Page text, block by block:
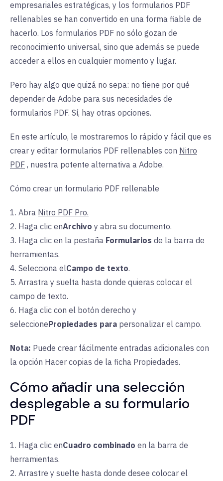
empresariales estratégicas, y los formularios PDF
rellenables se han convertido en una forma fiable de
hacerlo. Los formularios PDF no sólo gozan de
reconocimiento universal, sino que además se puede
acceder a ellos en cualquier momento y lugar.
Pero hay algo que quizá no sepa: no tiene por qué
depender de Adobe para sus necesidades de
formularios PDF. Sí, hay otras opciones.
En este artículo, le mostraremos lo rápido y fácil que es
crear y editar formularios PDF rellenables con Nitro
PDF , nuestra potente alternativa a Adobe.
Cómo crear un formulario PDF rellenable
1. Abra Nitro PDF Pro.
2. Haga clic enArchivo y abra su documento.
3. Haga clic en la pestaña Formularios de la barra de
herramientas.
4. Selecciona elCampo de texto.
5. Arrastra y suelta hasta donde quieras colocar el
campo de texto.
6. Haga clic con el botón derecho y
seleccionePropiedades para personalizar el campo.
Nota: Puede crear fácilmente entradas adicionales con
la opción Hacer copias de la ficha Propiedades.
Cómo añadir una selección
desplegable a su formulario
PDF
1. Haga clic enCuadro combinado en la barra de
herramientas.
2. Arrastre y suelte hasta donde desee colocar el